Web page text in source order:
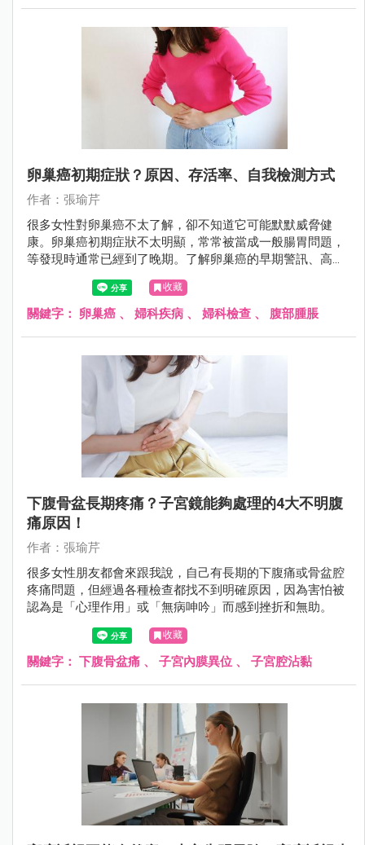
卵巢癌初期症狀？原因、存活率、自我檢測方式
作者：張瑜芹
很多女性對卵巢癌不太了解，卻不知道它可能默默威脅健
康。卵巢癌初期症狀不太明顯，常常被當成一般腸胃問題，
等發現時通常已經到了晚期。了解卵巢癌的早期警訊、高風
險因素和檢查方式，對提高存活機會非常重要。
收藏
關鍵字： 卵巢癌 、 婦科疾病 、 婦科檢查 、 腹部腫脹
下腹骨盆長期疼痛？子宮鏡能夠處理的4大不明腹
痛原因！
作者：張瑜芹
很多女性朋友都會來跟我說，自己有長期的下腹痛或骨盆腔
疼痛問題，但經過各種檢查都找不到明確原因，因為害怕被
認為是「心理作用」或「無病呻吟」而感到挫折和無助。
收藏
關鍵字： 下腹骨盆痛 、 子宮內膜異位 、 子宮腔沾黏